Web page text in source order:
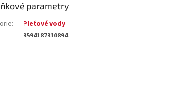
parametry
:
Pleťové vody
8594187810894